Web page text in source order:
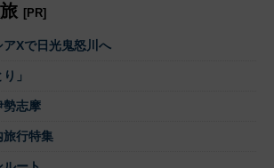
[PR]
Xで日光鬼怒川へ
」
勢志摩
旅行特集